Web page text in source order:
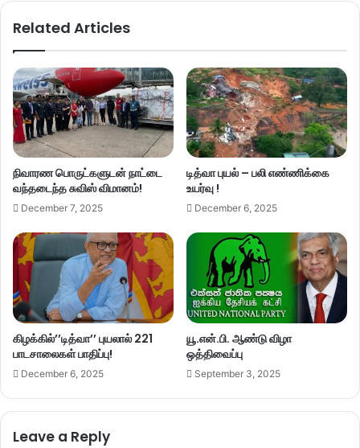
Related Articles
நிவாரண பொருட்களுடன் நாட்டை
வந்தடைந்த சுவிஸ் விமானம்!
December 7, 2025
டித்வா புயல் – பலி எண்ணிக்கை
உயர்வு !
December 6, 2025
கிழக்கில்’’டித்வா’’ புயலால் 221
பாடசாலைகள் பாதிப்பு!
December 6, 2025
யூ.என்.பி. ஆண்டு விழா
ஒத்திவைப்பு
September 3, 2025
Leave a Reply